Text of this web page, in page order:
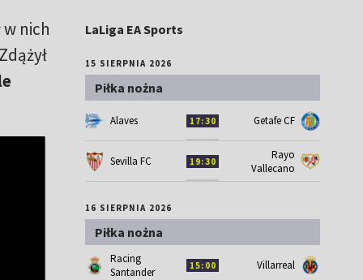
nich
LaLiga EA Sports
15 SIERPNIA 2026
Piłka nożna
Alaves 17:30 Getafe CF
Sevilla FC 19:30
Rayo
Vallecano
16 SIERPNIA 2026
Piłka nożna
Racing
Santander
15:00 Villarreal